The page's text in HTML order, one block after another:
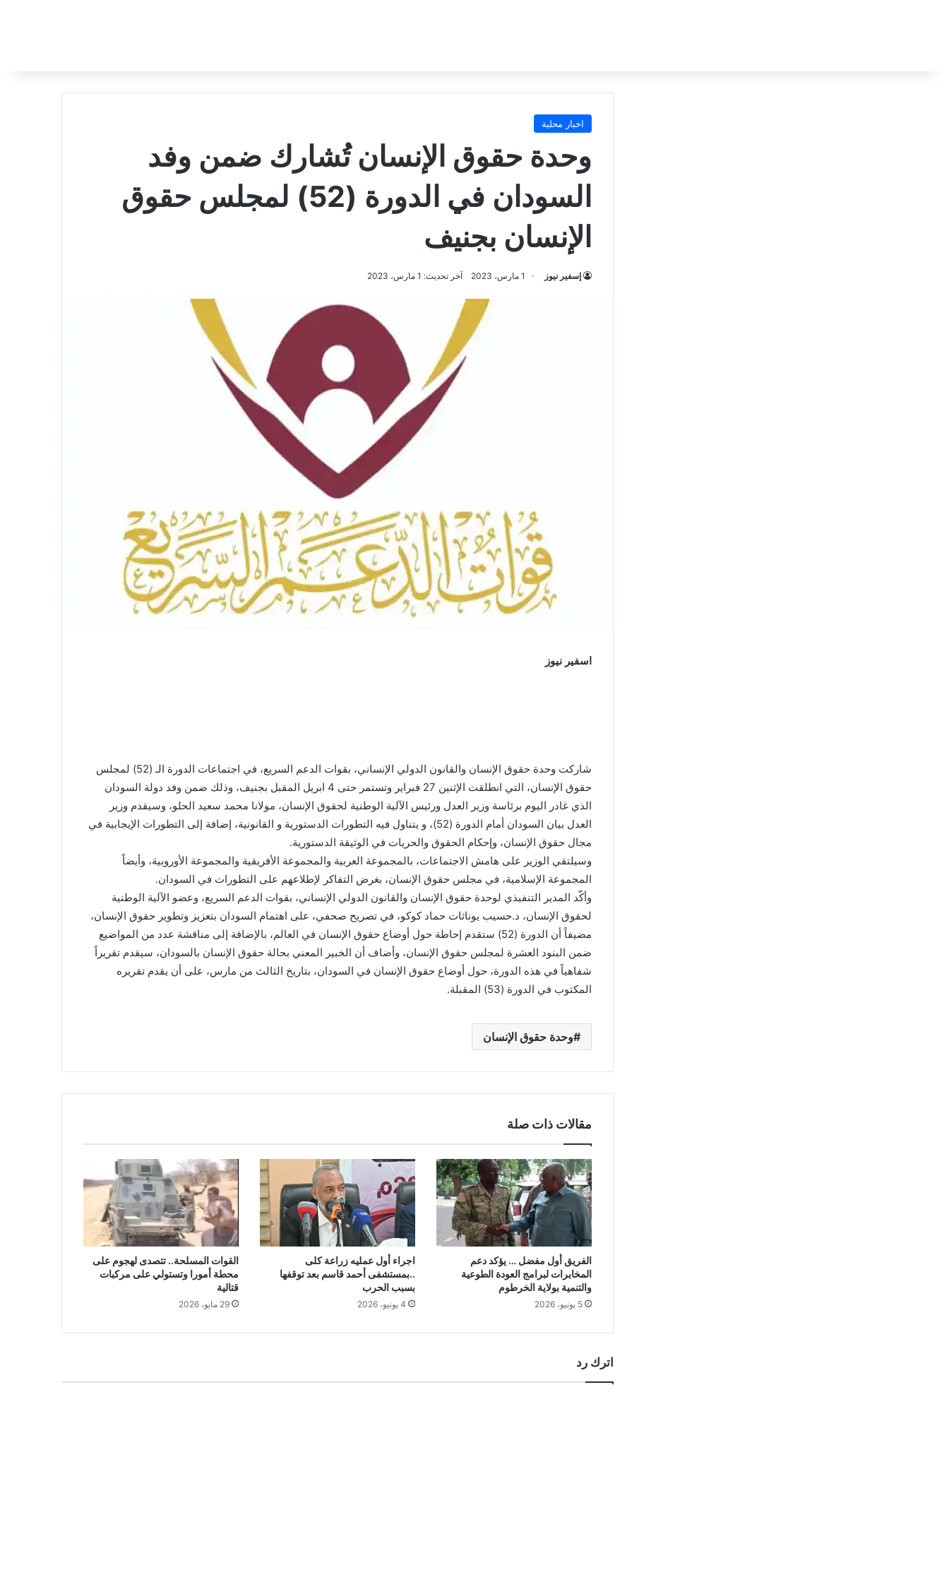
اخبار محلية
وحدة حقوق الإنسان تُشارك ضمن وفد
السودان في الدورة (52) لمجلس حقوق
الإنسان بجنيف
إسفير نيوز 1 مارس، 2023 آخر تحديث: 1 مارس، 2023
اسفير نيوز
شاركت وحدة حقوق الإنسان والقانون الدولي الإنساني، بقوات الدعم السريع، في اجتماعات الدورة الـ (52) لمجلس
حقوق الإنسان، التي انطلقت الإثنين 27 فبراير وتستمر حتى 4 ابريل المقبل بجنيف، وذلك ضمن وفد دولة السودان
الذي غادر اليوم برئاسة وزير العدل ورئيس الآلية الوطنية لحقوق الإنسان، مولانا محمد سعيد الحلو، وسيقدم وزير
العدل بيان السودان أمام الدورة (52)، و يتناول فيه التطورات الدستورية و القانونية، إضافة إلى التطورات الإيجابية في
مجال حقوق الإنسان، وإحكام الحقوق والحريات في الوثيقة الدستورية.
وسيلتقي الوزير على هامش الاجتماعات، بالمجموعة العربية والمجموعة الأفريقية والمجموعة الأوروبية، وأيضاً
المجموعة الإسلامية، في مجلس حقوق الإنسان، بغرض التفاكر لإطلاعهم على التطورات في السودان.
وأكّد المدير التنفيذي لوحدة حقوق الإنسان والقانون الدولي الإنساني، بقوات الدعم السريع، وعضو الآلية الوطنية
لحقوق الإنسان، د.حسيب يوناثات حماد كوكو، في تصريح صحفي، على اهتمام السودان بتعزيز وتطوير حقوق الإنسان،
مضيفاً أن الدورة (52) ستقدم إحاطة حول أوضاع حقوق الإنسان في العالم، بالإضافة إلى مناقشة عدد من المواضيع
ضمن البنود العشرة لمجلس حقوق الإنسان، وأضاف أن الخبير المعني بحالة حقوق الإنسان بالسودان، سيقدم تقريراً
شفاهياً في هذه الدورة، حول أوضاع حقوق الإنسان في السودان، بتاريخ الثالث من مارس، على أن يقدم تقريره
المكتوب في الدورة (53) المقبلة.
وحدة حقوق الإنسان
مقالات ذات صلة
الفريق أول مفضل … يؤكد دعم
المخابرات لبرامج العودة الطوعية
والتنمية بولاية الخرطوم
5 يونيو، 2026
اجراء أول عمليه زراعة كلى
..بمستشفى أحمد قاسم بعد توقفها
بسبب الحرب
4 يونيو، 2026
القوات المسلحة.. تتصدى لهجوم على
محطة أمورا وتستولي على مركبات
قتالية
29 مايو، 2026
اترك رد